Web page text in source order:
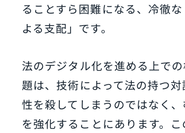
ることすら困難になる、冷徹
よる支配」です。
法のデジタル化を進める上で
題は、技術によって法の持つ
性を殺してしまうのではなく
を強化することにあります。